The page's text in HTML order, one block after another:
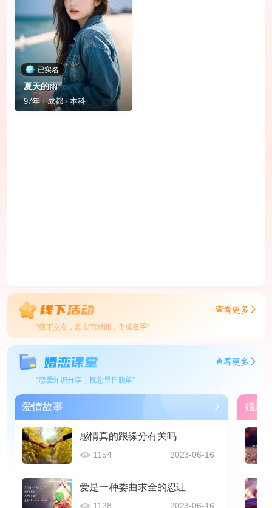
已实名
夏天的雨
97年 · 成都 · 本科
查看更多
“线下交友，真实面对面，促成牵手”
查看更多
“恋爱知识分享，祝您早日脱单”
爱情故事
感情真的跟缘分有关吗
1154 2023-06-16
爱是一种委曲求全的忍让
1128 2023-06-16
婚恋